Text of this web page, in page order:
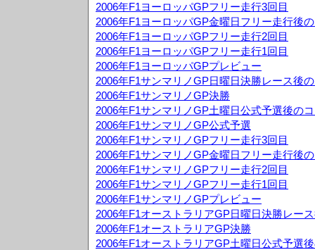
2006年F1ヨーロッパGPフリー走行3回目
2006年F1ヨーロッパGP金曜日フリー走行後
2006年F1ヨーロッパGPフリー走行2回目
2006年F1ヨーロッパGPフリー走行1回目
2006年F1ヨーロッパGPプレビュー
2006年F1サンマリノGP日曜日決勝レース後
2006年F1サンマリノGP決勝
2006年F1サンマリノGP土曜日公式予選後の
2006年F1サンマリノGP公式予選
2006年F1サンマリノGPフリー走行3回目
2006年F1サンマリノGP金曜日フリー走行後
2006年F1サンマリノGPフリー走行2回目
2006年F1サンマリノGPフリー走行1回目
2006年F1サンマリノGPプレビュー
2006年F1オーストラリアGP日曜日決勝レー
2006年F1オーストラリアGP決勝
2006年F1オーストラリアGP土曜日公式予選